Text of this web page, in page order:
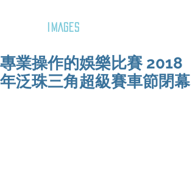
IMAGES
專業操作的娛樂比賽 2018
年泛珠三角超級賽車節閉幕